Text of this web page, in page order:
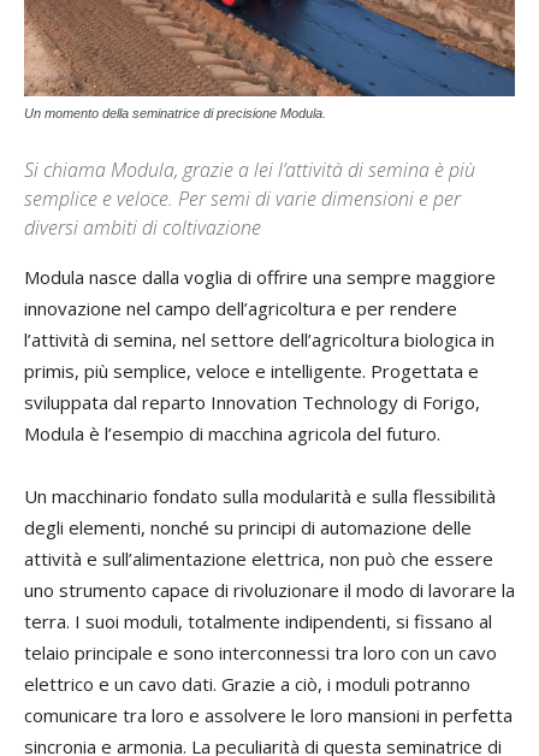
Un momento della seminatrice di precisione Modula.
Si chiama Modula, grazie a lei l’attività di semina è più
semplice e veloce. Per semi di varie dimensioni e per
diversi ambiti di coltivazione
Modula nasce dalla voglia di offrire una sempre maggiore
innovazione nel campo dell’agricoltura e per rendere
l’attività di semina, nel settore dell’agricoltura biologica in
primis, più semplice, veloce e intelligente. Progettata e
sviluppata dal reparto Innovation Technology di Forigo,
Modula è l’esempio di macchina agricola del futuro.
Un macchinario fondato sulla modularità e sulla flessibilità
degli elementi, nonché su principi di automazione delle
attività e sull’alimentazione elettrica, non può che essere
uno strumento capace di rivoluzionare il modo di lavorare la
terra. I suoi moduli, totalmente indipendenti, si fissano al
telaio principale e sono interconnessi tra loro con un cavo
elettrico e un cavo dati. Grazie a ciò, i moduli potranno
comunicare tra loro e assolvere le loro mansioni in perfetta
sincronia e armonia. La peculiarità di questa seminatrice di